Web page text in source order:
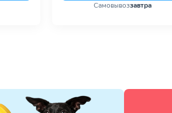
Самовывоззавтра